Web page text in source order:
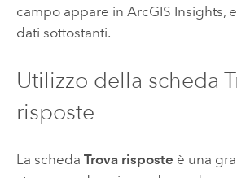
campo appare in ArcGIS Insights,
dati sottostanti.
Utilizzo della scheda
risposte
La scheda Trova risposte è una